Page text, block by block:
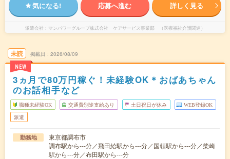
気になる! 応募へ進む 詳しく見る
派遣会社 マンパワーグループ株式会社 ケアサービス事業部 （医療福祉介護関連）
未読
NEW
掲載日 2026/08/09
3ヵ月で80万円稼ぐ！未経験OK＊おばあちゃん
のお話相手など
職種未経験OK 交通費別途支給あり 土日祝日が休み WEB登録OK
派遣
勤務地
東京都調布市
調布駅から---分／飛田給駅から---分／国領駅から---分／柴崎
駅から---分／布田駅から---分